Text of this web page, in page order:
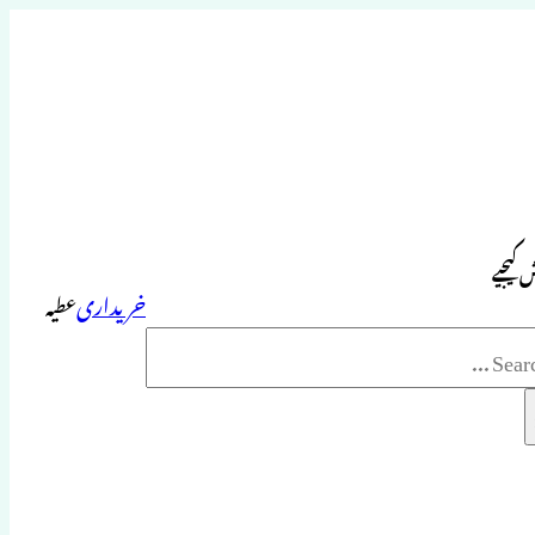
کیجیے
خریداریعطیہ